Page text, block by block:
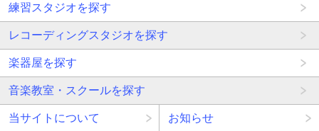
練習スタジオを探す
レコーディングスタジオを探す
楽器屋を探す
音楽教室・スクールを探す
当サイトについて お知らせ